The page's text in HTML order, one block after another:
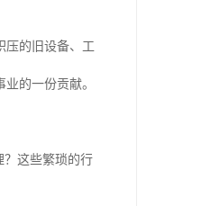
压的旧设备、工
的一份贡献。
？这些繁琐的行